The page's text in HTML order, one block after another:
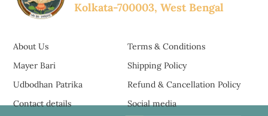
Kolkata-700003, West Bengal
About Us
Mayer Bari
Udbodhan Patrika
Terms & Conditions
Shipping Policy
Refund & Cancellation Policy
Contact details
Social media